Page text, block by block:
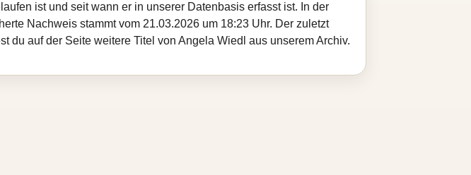
ist und seit wann er in unserer Datenbasis erfasst ist. In der
Nachweis stammt vom 21.03.2026 um 18:23 Uhr. Der zuletzt
du auf der Seite weitere Titel von Angela Wiedl aus unserem Archiv.